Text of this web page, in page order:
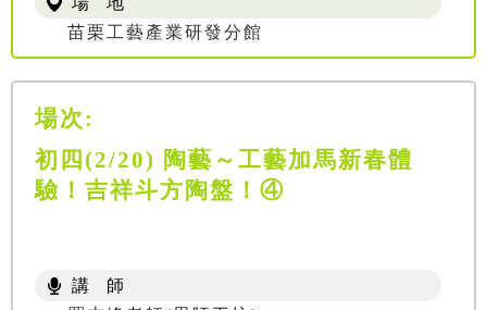
苗栗工藝產業研發分館
場次:
初四(2/20) 陶藝～工藝加馬新春體
驗！吉祥斗方陶盤！④
講 師